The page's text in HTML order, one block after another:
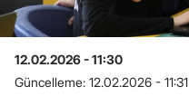
12.02.2026 - 11:30
Güncelleme: 12.02.2026 - 11:31